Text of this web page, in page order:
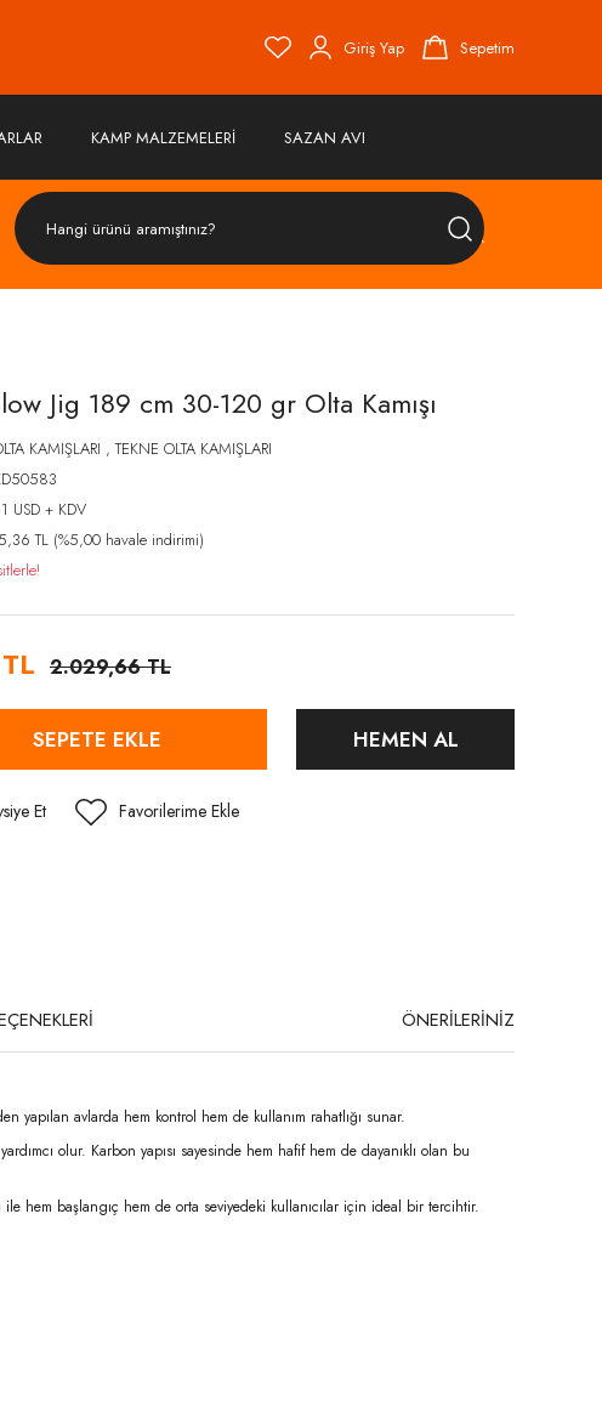
Giriş Yap Sepetim
KAMP MALZEMELERİ SAZAN AVI
ÜRÜN
Jig 189 cm 30-120 gr Olta Kamışı
KAMIŞLARI ,TEKNE OLTA KAMIŞLARI
USD + KDV
TL (%5,00 havale indirimi)
2.029,66 TL
SEPETE EKLE HEMEN AL
Et
ÖNERİLERİNİZ
yapılan avlarda hem kontrol hem de kullanım rahatlığı sunar.
olur. Karbon yapısı sayesinde hem hafif hem de dayanıklı olan bu
hem başlangıç hem de orta seviyedeki kullanıcılar için ideal bir tercihtir.